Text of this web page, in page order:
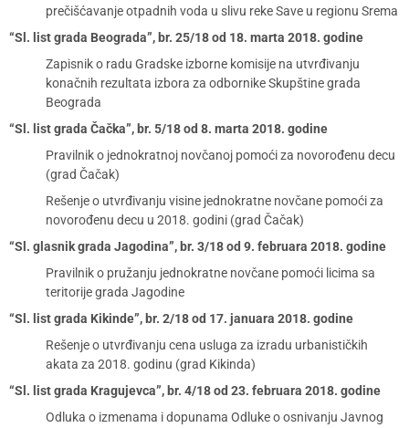
prečišćavanje otpadnih voda u slivu reke Save u regionu Srema
“Sl. list grada Beograda”, br. 25/18 od 18. marta 2018. godine
Zapisnik o radu Gradske izborne komisije na utvrđivanju
konačnih rezultata izbora za odbornike Skupštine grada
Beograda
“Sl. list grada Čačka”, br. 5/18 od 8. marta 2018. godine
Pravilnik o jednokratnoj novčanoj pomoći za novorođenu decu
(grad Čačak)
Rešenje o utvrđivanju visine jednokratne novčane pomoći za
novorođenu decu u 2018. godini (grad Čačak)
“Sl. glasnik grada Jagodina”, br. 3/18 od 9. februara 2018. godine
Pravilnik o pružanju jednokratne novčane pomoći licima sa
teritorije grada Jagodine
“Sl. list grada Kikinde”, br. 2/18 od 17. januara 2018. godine
Rešenje o utvrđivanju cena usluga za izradu urbanističkih
akata za 2018. godinu (grad Kikinda)
“Sl. list grada Kragujevca”, br. 4/18 od 23. februara 2018. godine
Odluka o izmenama i dopunama Odluke o osnivanju Javnog